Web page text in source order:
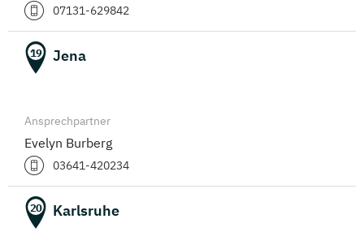
07131-629842
19 Jena
Ansprechpartner
Evelyn Burberg
03641-420234
20 Karlsruhe